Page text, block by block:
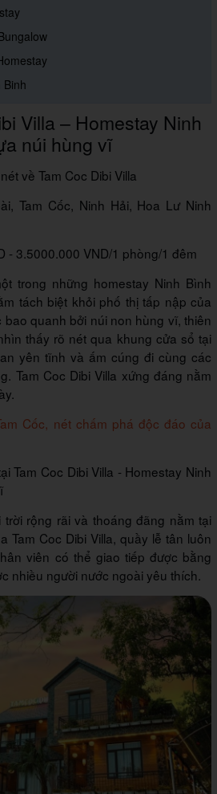
Binh
Villa – Homestay Ninh
núi hùng vĩ
về Tam Coc Dibi Villa
Tam Cốc, Ninh Hải, Hoa Lư Ninh
- 3.5000.000 VND/1 phòng/1 đêm
trong những homestay Ninh Bình
tách biệt khỏi phố thị tấp nập của
quanh bởi núi non hùng vĩ, thiên
thấy rõ nét qua khung cửa sổ tại
yên tĩnh và ấm cúng đi cùng các
Tam Coc Dibi Villa xứng đáng nằm
Cốc, nét chấm phá độc đáo của
Tam Coc Dibi Villa - Homestay Ninh
rộng rãi và thoáng đãng nằm tại
Tam Coc Dibi Villa, quầy lễ tân luôn
viên có thể giao tiếp được bằng
nhiều người nước ngoài yêu thích.